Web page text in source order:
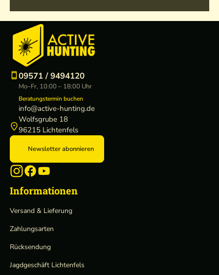
09571 / 9494120
Mo–Fr, 10:00 – 18:00 Uhr
Beratungstermin buchen
info@active-hunting.de
Wolfsgrube 18
96215 Lichtenfels
Newsletter abonnieren
Informationen
Versand & Lieferung
Zahlungsarten
Rücksendung
Jagdgeschäft Lichtenfels